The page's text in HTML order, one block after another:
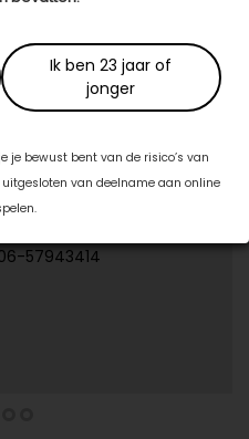
Ik ben 23 jaar of
jonger
je bewust bent van de risico’s van
van deelname aan online
huidverbetering
1/5
Skin Clinic
J.G. Legroweg 94
57943414